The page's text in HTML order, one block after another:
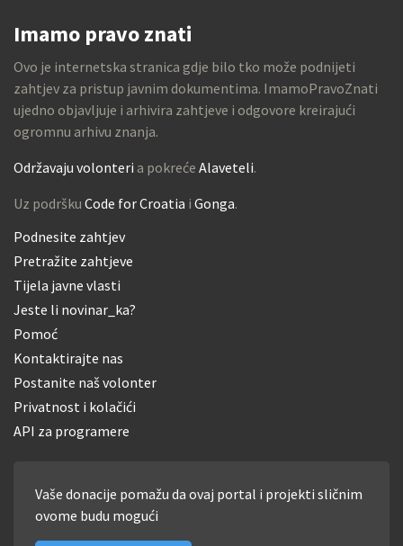
Imamo pravo znati
Ovo je internetska stranica gdje bilo tko može podnijeti
zahtjev za pristup javnim dokumentima. ImamoPravoZnati
ujedno objavljuje i arhivira zahtjeve i odgovore kreirajući
ogromnu arhivu znanja.
Održavaju volonteri a pokreće Alaveteli.
Uz podršku Code for Croatia i Gonga.
Podnesite zahtjev
Pretražite zahtjeve
Tijela javne vlasti
Jeste li novinar_ka?
Pomoć
Kontaktirajte nas
Postanite naš volonter
Privatnost i kolačići
API za programere
Vaše donacije pomažu da ovaj portal i projekti sličnim
ovome budu mogući